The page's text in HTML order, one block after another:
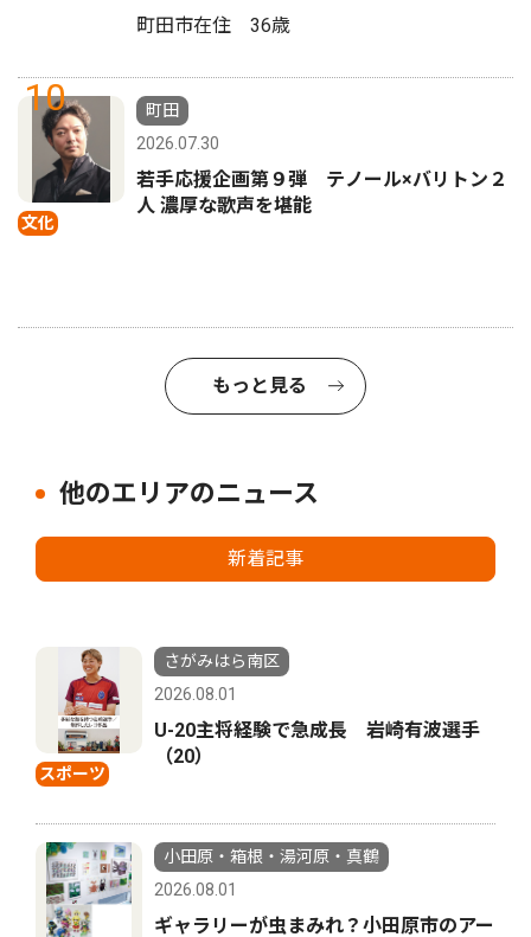
町田市在住 36歳
10
文化
町田
2026.07.30
若手応援企画第９弾 テノール×バリトン２
人 濃厚な歌声を堪能
もっと見る
他のエリアのニュース
新着記事
スポーツ
さがみはら南区
2026.08.01
U-20主将経験で急成長 岩崎有波選手
（20）
小田原・箱根・湯河原・真鶴
2026.08.01
ギャラリーが虫まみれ？小田原市のアー